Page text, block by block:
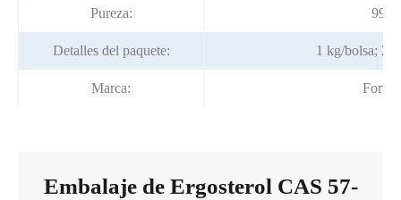
Pureza: 99%
Detalles del paquete: 1 kg/bolsa;
Marca:
Embalaje de Ergosterol CAS 57-